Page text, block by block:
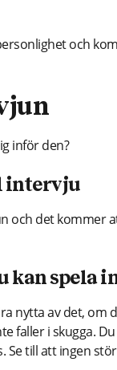
och
inför den?
intervju
och det kommer
kan spela
nytta av det, om
faller i skugga.
Se till att ingen